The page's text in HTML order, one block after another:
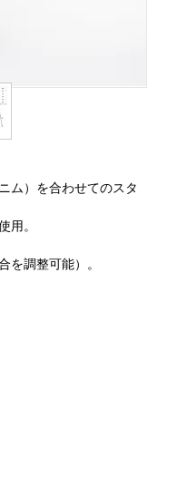
ム）を合わせてのスタ
用。
を調整可能）。